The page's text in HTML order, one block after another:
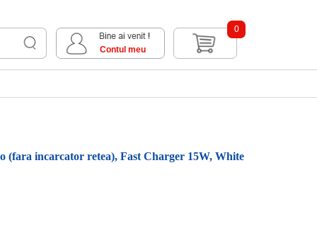
Contul meu
0
(fara incarcator retea), Fast Charger 15W, White